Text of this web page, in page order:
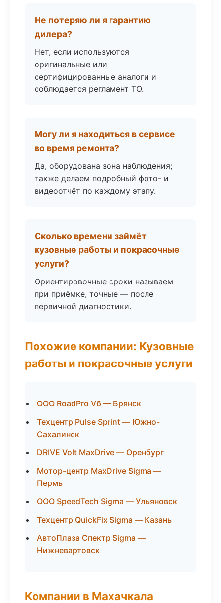
Не потеряю ли я гарантию
дилера?
Нет, если используются
оригинальные или
сертифицированные аналоги и
соблюдается регламент ТО.
Могу ли я находиться в сервисе
во время ремонта?
Да, оборудована зона наблюдения;
также делаем подробный фото- и
видеоотчёт по каждому этапу.
Сколько времени займёт
кузовные работы и покрасочные
услуги?
Ориентировочные сроки называем
при приёмке, точные — после
первичной диагностики.
Похожие компании: Кузовные
работы и покрасочные услуги
ООО RoadPro V6 — Брянск
Техцентр Pulse Sprint — Южно-
Сахалинск
DRIVE Volt MaxDrive — Оренбург
Мотор-центр MaxDrive Sigma —
Пермь
ООО SpeedTech Sigma — Ульяновск
Техцентр QuickFix Sigma — Казань
АвтоПлаза Спектр Sigma —
Нижневартовск
Компании в Махачкала